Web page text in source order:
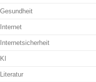
Gesundheit
Internet
Internetsicherheit
KI
Literatur